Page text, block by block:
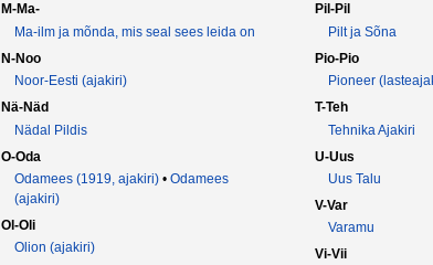
M-Ma-
Ma-ilm ja mõnda, mis seal sees leida on
N-Noo
Noor-Eesti (ajakiri)
Nä-Näd
Nädal Pildis
O-Oda
Odamees (1919, ajakiri) • Odamees
(ajakiri)
Ol-Oli
Olion (ajakiri)
Pil-Pil
Pilt ja Sõna
Pio-Pio
Pioneer
T-Teh
Tehnika Ajakiri
U-Uus
Uus Talu
V-Var
Varamu
Vi-Vii